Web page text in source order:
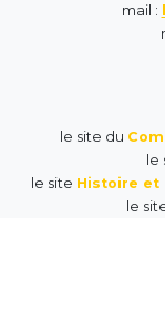
mail :
le site du
le
le site Histoire et
le